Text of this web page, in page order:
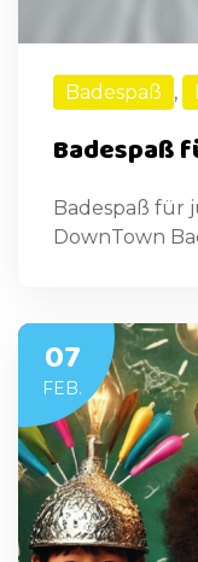
Badespaß ,
Badespaß
Badespaß für
DownTown
07
FEB.